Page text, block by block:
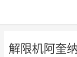
解限机阿奎